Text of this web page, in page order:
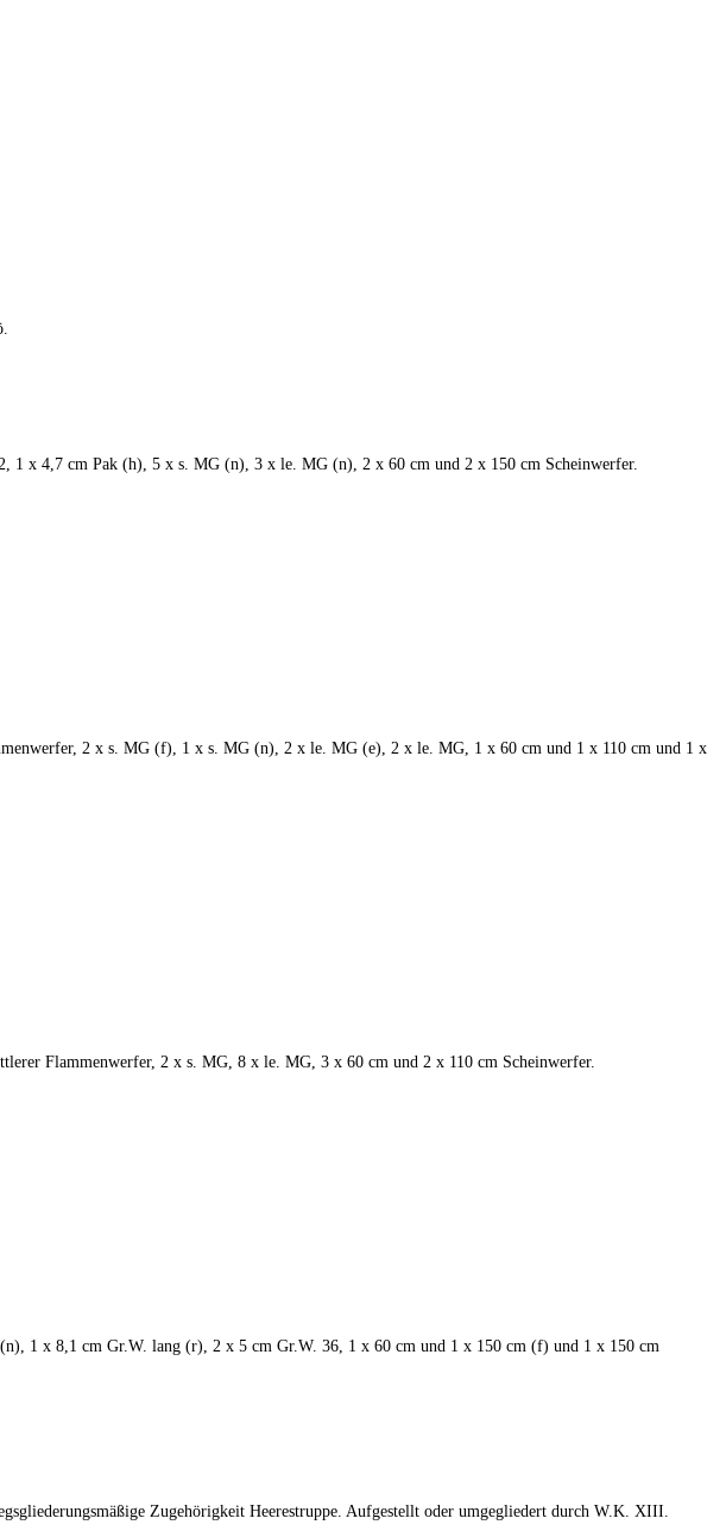
x 4,7 cm Pak (h), 5 x s. MG (n), 3 x le. MG (n), 2 x 60 cm und 2 x 150 cm Scheinwerfer.
2 x s. MG (f), 1 x s. MG (n), 2 x le. MG (e), 2 x le. MG, 1 x 60 cm und 1 x 110 cm und 1 x
Flammenwerfer, 2 x s. MG, 8 x le. MG, 3 x 60 cm und 2 x 110 cm Scheinwerfer.
1 x 8,1 cm Gr.W. lang (r), 2 x 5 cm Gr.W. 36, 1 x 60 cm und 1 x 150 cm (f) und 1 x 150 cm
Zugehörigkeit Heerestruppe. Aufgestellt oder umgegliedert durch W.K. XIII.